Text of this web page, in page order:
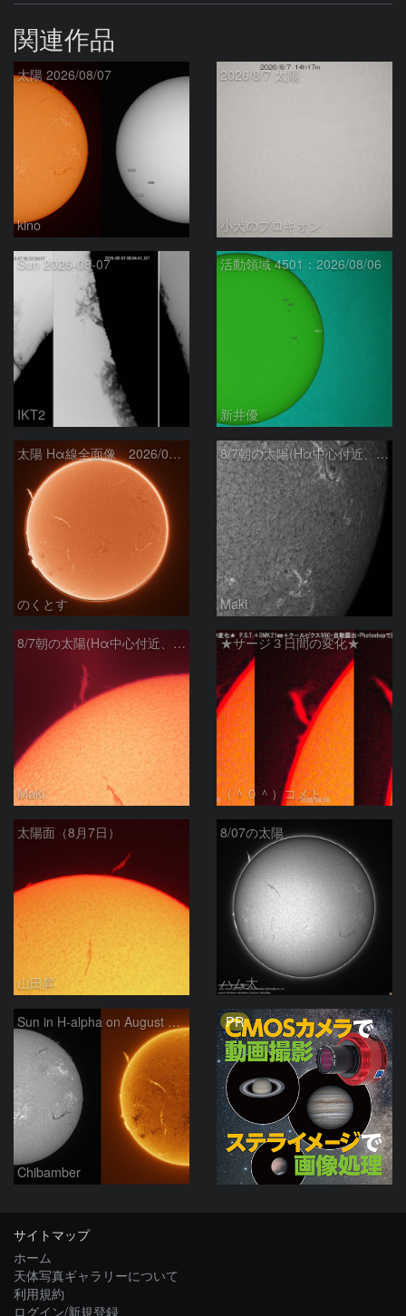
関連作品
太陽 2026/08/07
kino
2026/8/7 太陽
小犬のプロキオン
Sun 2026-08-07
IKT2
活動領域 4501：2026/08/06
新井優
太陽 Hα線全面像 2026/08/07
のくとす
8/7朝の太陽(Hα中心付近、4498、4502付近)
Maki
8/7朝の太陽(Hα中心付近、プロミネンス)
Maki
★サージ３日間の変化★
（＾０＾）コメト
太陽面（8月7日）
山田昇
8/07の太陽
ハム太
Sun in H-alpha on August 7, 2026
Chibamber
PR
サイトマップ
ホーム
天体写真ギャラリーについて
利用規約
ログイン/新規登録